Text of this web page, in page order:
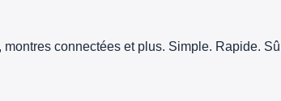
connectées et plus. Simple. Rapide.